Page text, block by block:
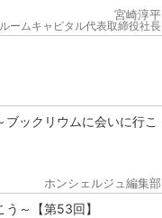
宮崎淳平
ームキャピタル代表取締役社長
ックリウムに会いに行こ
ホンシェルジュ編集部
～【第53回】